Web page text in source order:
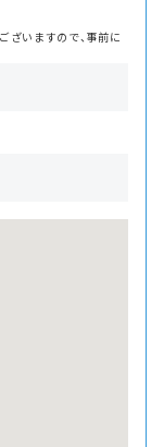
ざいますので、事前に